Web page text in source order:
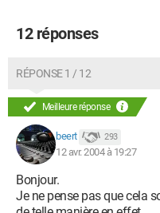
12 réponses
RÉPONSE 1 / 12
Meilleure réponse
beert 293
12 avr. 2004 à 19:27
Bonjour.
Je ne pense pas que cela